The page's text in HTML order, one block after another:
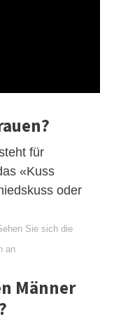
für
«Kuss
oder
Sie sich die
an
Männer